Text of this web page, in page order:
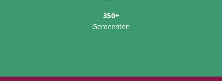
350+
Gemeenten